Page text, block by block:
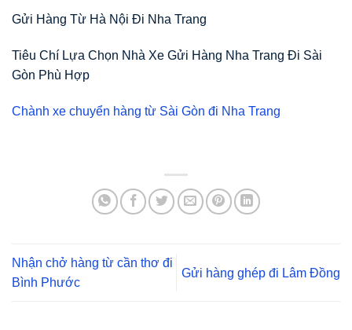
Gửi Hàng Từ Hà Nội Đi Nha Trang
Tiêu Chí Lựa Chọn Nhà Xe Gửi Hàng Nha Trang Đi Sài
Gòn Phù Hợp
Chành xe chuyển hàng từ Sài Gòn đi Nha Trang
Nhận chở hàng từ cần thơ đi
Bình Phước
Gửi hàng ghép đi Lâm Đồng